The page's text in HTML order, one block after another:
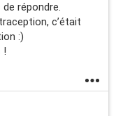
répondre.
c’était
:)
!